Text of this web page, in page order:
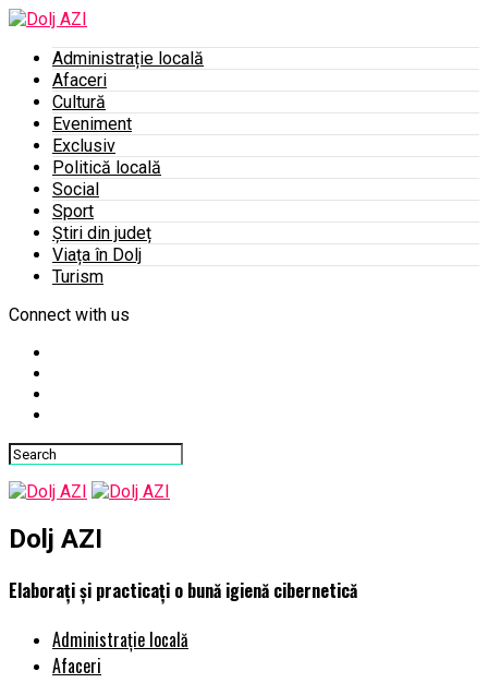
Administrație locală
Afaceri
Cultură
Eveniment
Exclusiv
Politică locală
Social
Sport
Știri din județ
Viața în Dolj
Turism
Connect with us
Dolj AZI
Elaborați și practicați o bună igienă cibernetică
Administrație locală
Afaceri